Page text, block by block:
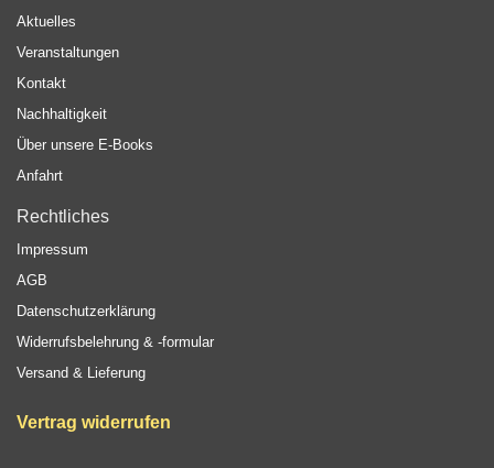
Aktuelles
Veranstaltungen
Kontakt
Nachhaltigkeit
Über unsere E-Books
Anfahrt
Rechtliches
Impressum
AGB
Datenschutzerklärung
Widerrufsbelehrung & -formular
Versand & Lieferung
Vertrag widerrufen